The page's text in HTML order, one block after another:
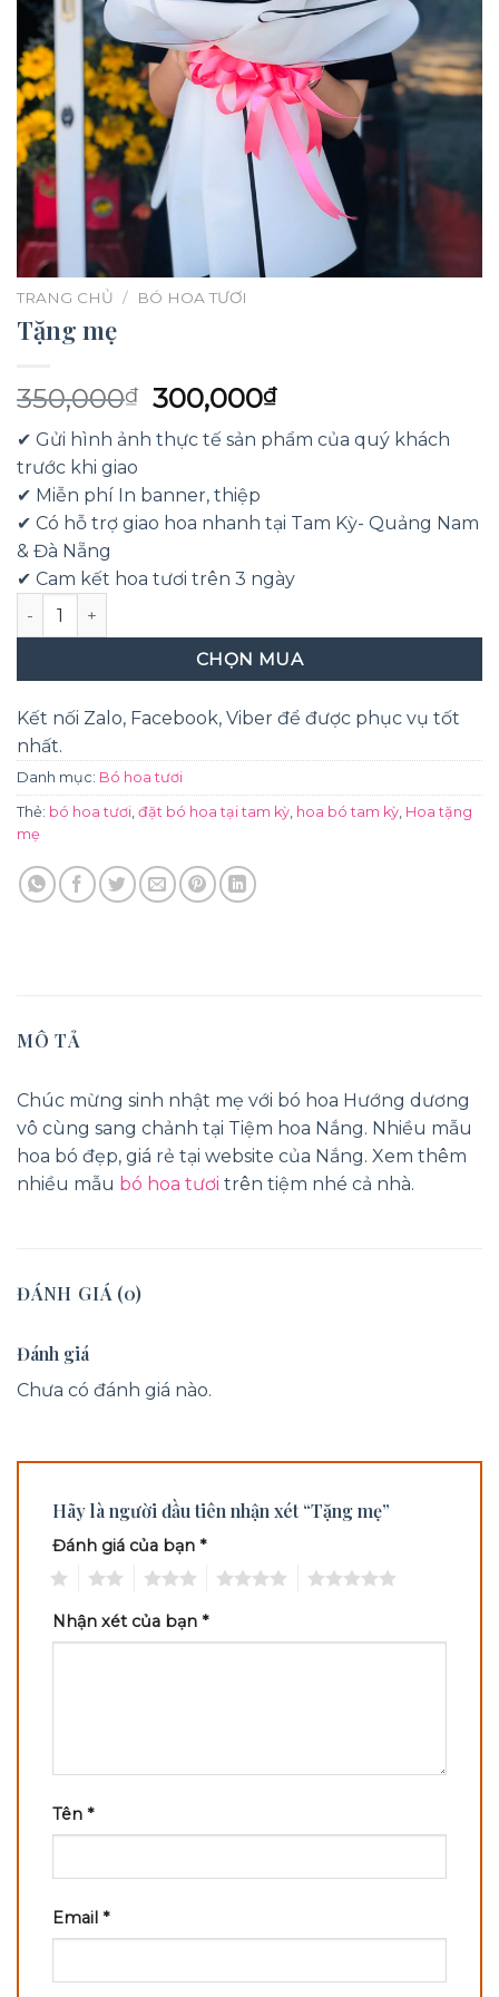
TRANG CHỦ / BÓ HOA TƯƠI
Tặng mẹ
350,000₫ Giá
gốc
là:
300,000₫Giá
hiện
tại
✔ Gửi hình ảnh thực tế sản phẩm của quý khách
trước khi giao
✔ Miễn phí In banner, thiệp
✔ Có hỗ trợ giao hoa nhanh tại Tam Kỳ- Quảng Nam
& Đà Nẵng
✔ Cam kết hoa tươi trên 3 ngày
Tặng mẹ số lượng
CHỌN MUA
Kết nối Zalo, Facebook, Viber để được phục vụ tốt
nhất.
Danh mục: Bó hoa tươi
Thẻ: bó hoa tươi, đặt bó hoa tại tam kỳ, hoa bó tam kỳ, Hoa tặng
mẹ
MÔ TẢ
Chúc mừng sinh nhật mẹ với bó hoa Hướng dương
vô cùng sang chảnh tại Tiệm hoa Nắng. Nhiều mẫu
hoa bó đẹp, giá rẻ tại website của Nắng. Xem thêm
nhiều mẫu bó hoa tươi trên tiệm nhé cả nhà.
ĐÁNH GIÁ (0)
Đánh giá
Chưa có đánh giá nào.
Hãy là người đầu tiên nhận xét “Tặng mẹ”
Đánh giá của bạn *
Nhận xét của bạn *
Tên *
Email *